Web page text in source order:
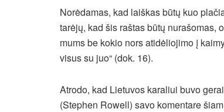
Norėdamas, kad laiškas būtų kuo
tarėjų, kad šis raštas būtų nurašomas,
mums be kokio nors atidėliojimo į
visus su juo“ (dok. 16).
Atrodo, kad Lietuvos karaliui buvo
(Stephen Rowell) savo komentare